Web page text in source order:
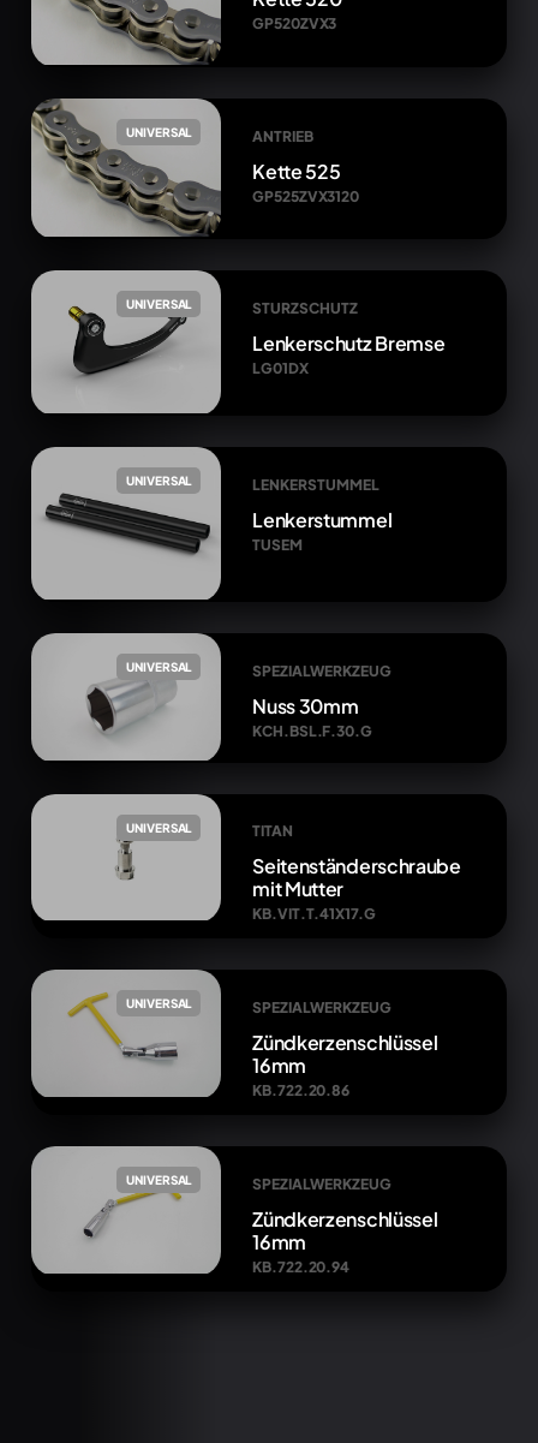
GP520ZVX3
UNIVERSAL ANTRIEB
Kette 525
GP525ZVX3120
UNIVERSAL STURZSCHUTZ
Lenkerschutz Bremse
LG01DX
UNIVERSAL LENKERSTUMMEL
Lenkerstummel
TUSEM
UNIVERSAL SPEZIALWERKZEUG
Nuss 30mm
KCH.BSL.F.30.G
UNIVERSAL TITAN
Seitenständerschraube
mit Mutter
KB.VIT.T.41X17.G
UNIVERSAL SPEZIALWERKZEUG
Zündkerzenschlüssel
16mm
KB.722.20.86
UNIVERSAL SPEZIALWERKZEUG
Zündkerzenschlüssel
16mm
KB.722.20.94